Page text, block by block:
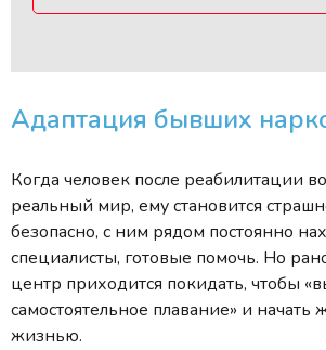
Адаптация бывших
Когда человек после реабилитации
реальный мир, ему становится
безопасно, с ним рядом постоянно
специалисты, готовые помочь. Но
центр приходится покидать, чтобы
самостоятельное плавание» и
жизнью.